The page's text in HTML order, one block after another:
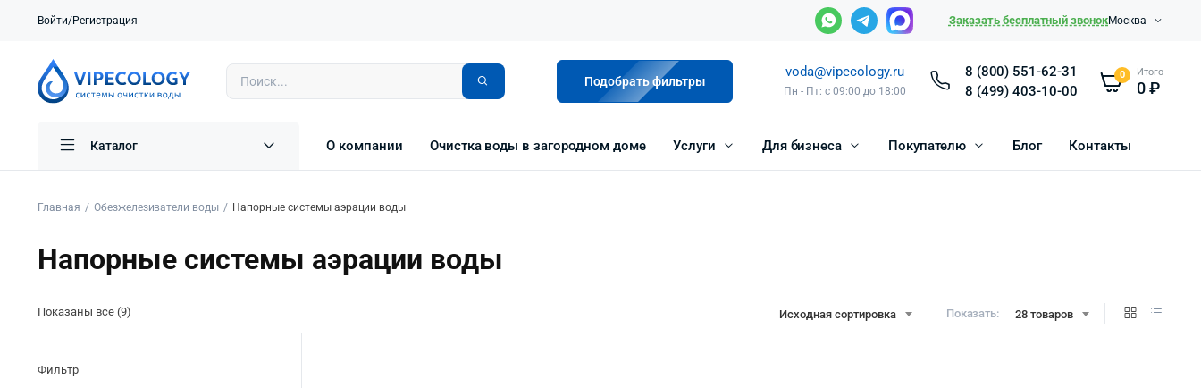
Войти/Регистрация Заказать бесплатный звонокМосква
Подобрать фильтры
voda@vipecology.ru
Пн - Пт: с 09:00 до 18:00
8 (800) 551-62-31
8 (499) 403-10-00
0 Итого
0₽
Каталог О компании Очистка воды в загородном доме Услуги Для бизнеса Покупателю Блог Контакты
Главная Обезжелезиватели воды Напорные системы аэрации воды
Напорные системы аэрации воды
Исходная сортировка Показать: 28 товаров
Показаны все (9)
Фильтр